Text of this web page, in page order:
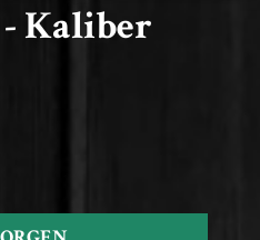
- Kaliber